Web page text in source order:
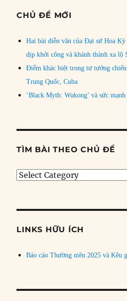
CHỦ ĐỀ MỚI
Hai bài diễn văn của Đại sứ Hoa
dịp khởi công và khánh thành xa lộ
Điểm khác biệt trong tư tưởng
Trung Quốc, Cuba
‘Black Myth: Wukong’ và sức
TÌM BÀI THEO CHỦ ĐỀ
Tìm
đề
LINKS HỮU ÍCH
Báo cáo Thường niên 2025 và Kêu